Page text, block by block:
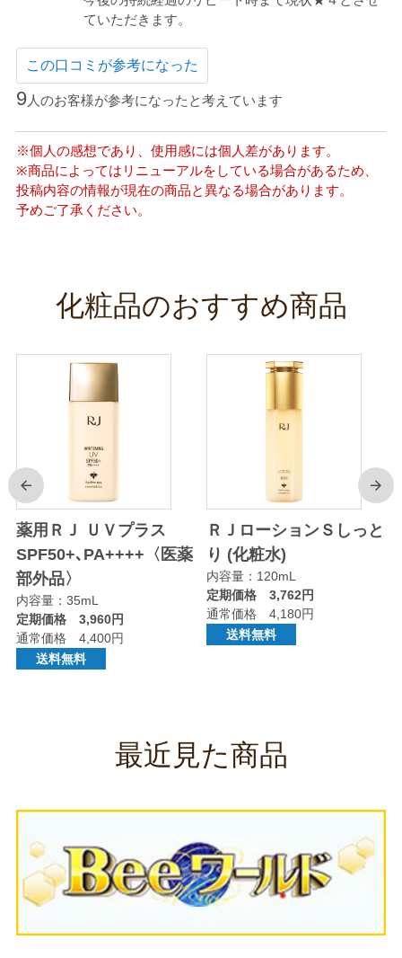
ていただきます。
この口コミが参考になった
9人のお客様が参考になったと考えています
※個人の感想であり、使用感には個人差があります。
※商品によってはリニューアルをしている場合があるため、
投稿内容の情報が現在の商品と異なる場合があります。
予めご了承ください。
化粧品のおすすめ商品
前
薬用ＲＪ ＵＶプラス
SPF50+､PA++++〈医薬
部外品〉
内容量：35mL
定期価格 3,960円
通常価格 4,400円
送料無料
ＲＪローションＳしっと
り (化粧水)
内容量：120mL
定期価格 3,762円
通常価格 4,180円
送料無料
次
最近見た商品